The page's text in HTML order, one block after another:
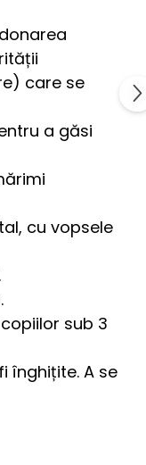
care se
a găsi
cu vopsele
copiilor sub 3
înghițite. A se